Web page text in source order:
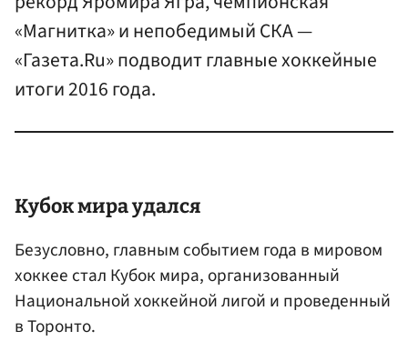
«Магнитка» и непобедимый СКА —
«Газета.Ru» подводит главные хоккейные
итоги 2016 года.
Кубок мира удался
Безусловно, главным событием года в мировом
хоккее стал Кубок мира, организованный
Национальной хоккейной лигой и проведенный
в Торонто.